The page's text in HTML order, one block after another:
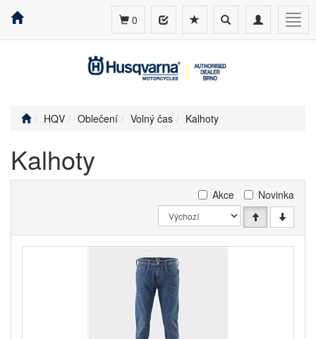
Toggle
navigation
Toggle
search
0
HQV Oblečení Volný čas Kalhoty
Kalhoty
Akce Novinka